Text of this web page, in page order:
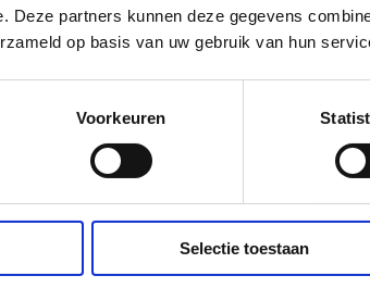
Deze partners kunnen deze gegevens
op basis van uw gebruik van hun
Voorkeuren
Selectie toestaan
Amsterdam Noord
€ 2.990 tot € 3.992 (o.b.v. 36
Bekijk vacature